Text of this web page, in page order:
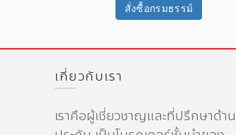
สั่งซื้อกรมธรรม์
เกี่ยวกับเรา
เราคือผู้เชี่ยวชาญและที่ปรึกษาด้า